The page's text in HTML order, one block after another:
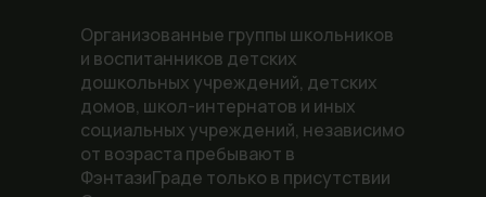
Организованные группы школьников
и воспитанников детских
дошкольных учреждений, детских
домов, школ-интернатов и иных
социальных учреждений, независимо
от возраста пребывают в
ФэнтазиГраде только в присутствии